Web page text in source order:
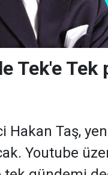
Tek'e Tek
Hakan Taş,
Youtube